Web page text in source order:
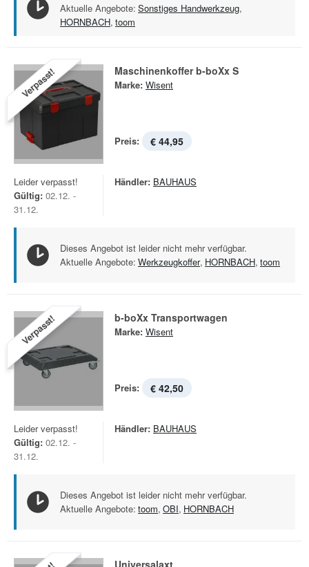
Aktuelle Angebote: Sonstiges Handwerkzeug,
HORNBACH, toom
Verpasst! Maschinenkoffer b-boXx S
Marke: Wisent
Preis: € 44,95
Leider verpasst!
Gültig: 02.12. -
31.12.
Händler: BAUHAUS
Dieses Angebot ist leider nicht mehr verfügbar.
Aktuelle Angebote: Werkzeugkoffer, HORNBACH, toom
Verpasst! b-boXx Transportwagen
Marke: Wisent
Preis: € 42,50
Leider verpasst!
Gültig: 02.12. -
31.12.
Händler: BAUHAUS
Dieses Angebot ist leider nicht mehr verfügbar.
Aktuelle Angebote: toom, OBI, HORNBACH
Universalaxt